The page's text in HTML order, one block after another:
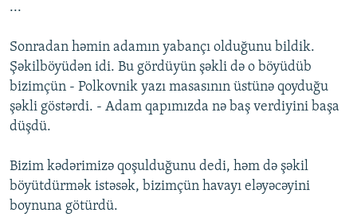
...
Sonradan həmin adamın yabançı olduğunu bildik.
Şəkilböyüdən idi. Bu gördüyün şəkli də o böyüdüb
bizimçün - Polkovnik yazı masasının üstünə qoyduğu
şəkli göstərdi. - Adam qapımızda nə baş verdiyini başa
düşdü.
Bizim kədərimizə qoşulduğunu dedi, həm də şəkil
böyütdürmək istəsək, bizimçün havayı eləyəcəyini
boynuna götürdü.